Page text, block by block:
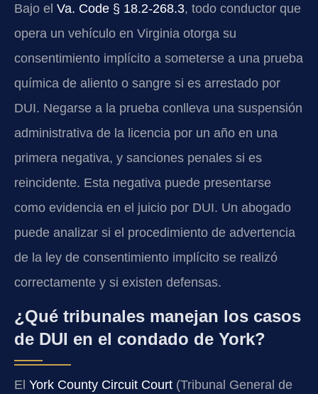
Bajo el Va. Code § 18.2-268.3, todo conductor que
opera un vehículo en Virginia otorga su
consentimiento implícito a someterse a una prueba
química de aliento o sangre si es arrestado por
DUI. Negarse a la prueba conlleva una suspensión
administrativa de la licencia por un año en una
primera negativa, y sanciones penales si es
reincidente. Esta negativa puede presentarse
como evidencia en el juicio por DUI. Un abogado
puede analizar si el procedimiento de advertencia
de la ley de consentimiento implícito se realizó
correctamente y si existen defensas.
¿Qué tribunales manejan los casos
de DUI en el condado de York?
El York County Circuit Court (Tribunal General de